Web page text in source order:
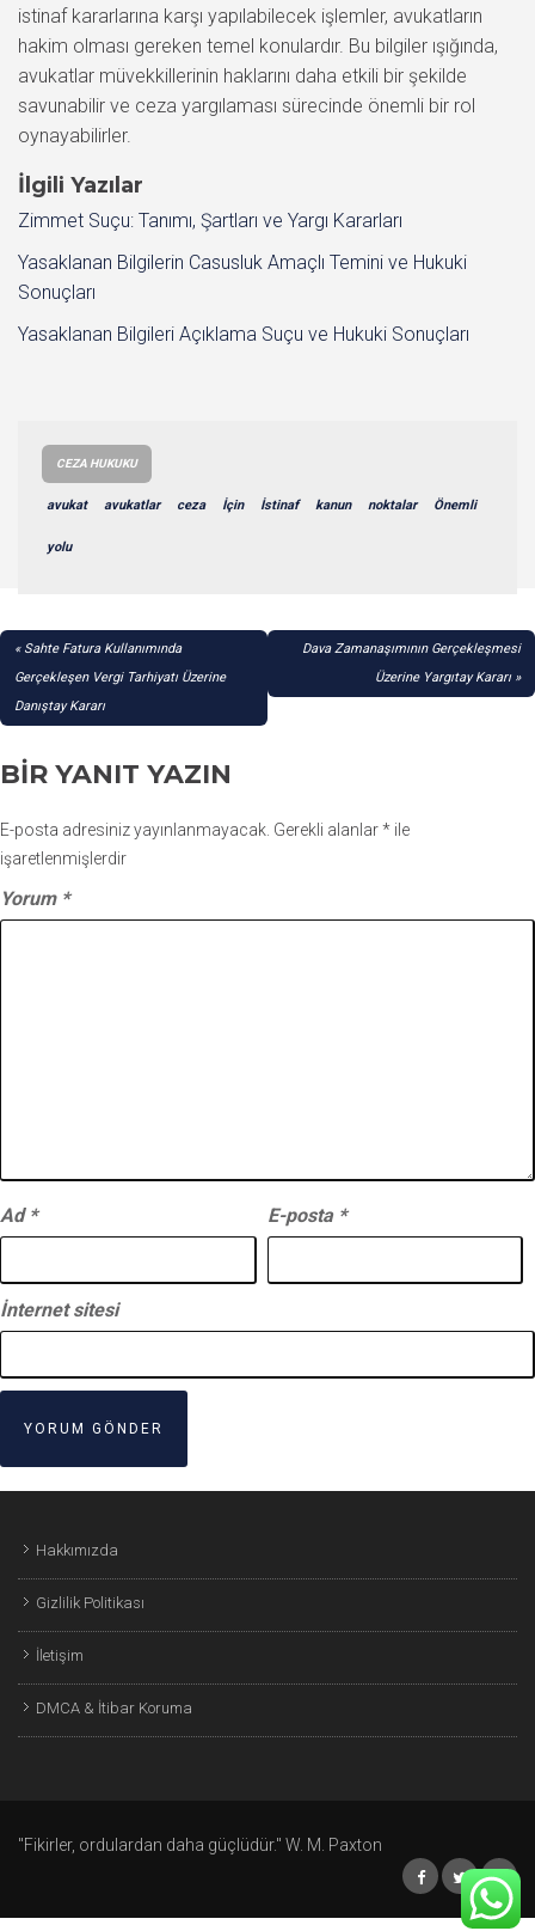
istinaf kararlarına karşı yapılabilecek işlemler, avukatların
hakim olması gereken temel konulardır. Bu bilgiler ışığında,
avukatlar müvekkillerinin haklarını daha etkili bir şekilde
savunabilir ve ceza yargılaması sürecinde önemli bir rol
oynayabilirler.
İlgili Yazılar
Zimmet Suçu: Tanımı, Şartları ve Yargı Kararları
Yasaklanan Bilgilerin Casusluk Amaçlı Temini ve Hukuki
Sonuçları
Yasaklanan Bilgileri Açıklama Suçu ve Hukuki Sonuçları
CEZA HUKUKU
avukat avukatlar ceza İçin İstinaf kanun noktalar Önemli
yolu
YAZI
GEZINMESI
Sahte Fatura Kullanımında
Gerçekleşen Vergi Tarhiyatı Üzerine
Danıştay Kararı
Dava Zamanaşımının Gerçekleşmesi
Üzerine Yargıtay Kararı
BIR YANIT YAZIN
E-posta adresiniz yayınlanmayacak. Gerekli alanlar* ile
işaretlenmişlerdir
Yorum *
Ad * E-posta *
İnternet sitesi
Hakkımızda
Gizlilik Politikası
İletişim
DMCA & İtibar Koruma
"Fikirler, ordulardan daha güçlüdür." W. M. Paxton